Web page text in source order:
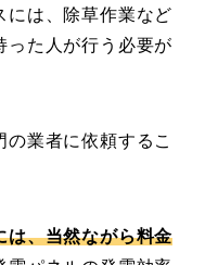
には、除草作業など
った人が行う必要が
業者に依頼するこ
は、当然ながら料金